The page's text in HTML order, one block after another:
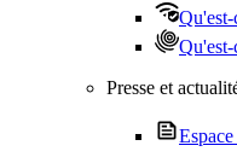
Presse et